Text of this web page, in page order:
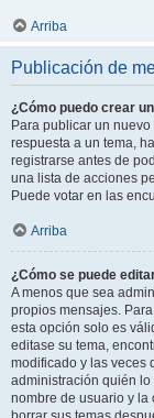
Arriba
Publicación de
¿Cómo puedo crear
Para publicar un
respuesta a un tema,
registrarse antes de
una lista de acciones
Puede votar en las
Arriba
¿Cómo se puede
A menos que sea
propios mensajes.
esta opción solo es
editase su tema,
modificado y las veces
administración quién
nombre de usuario y la